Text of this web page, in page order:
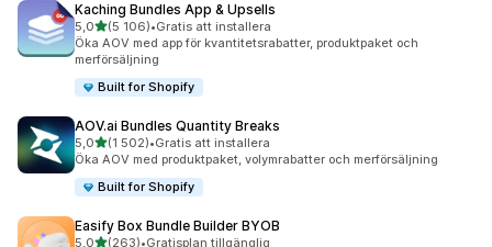
Kaching Bundles App & Upsells
5,0av 5 stjärnor
(5 106)
5106 recensioner totalt
•Gratis att installera
Öka AOV med app för kvantitetsrabatter, produktpaket och
merförsäljning
Built for Shopify
AOV.ai Bundles Quantity Breaks
5,0av 5 stjärnor
(1 502)
1502 recensioner totalt
•Gratis att installera
Öka AOV med produktpaket, volymrabatter och merförsäljning
Built for Shopify
Easify Box Bundle Builder BYOB
5,0av 5 stjärnor
(263)•Gratisplan tillgänglig